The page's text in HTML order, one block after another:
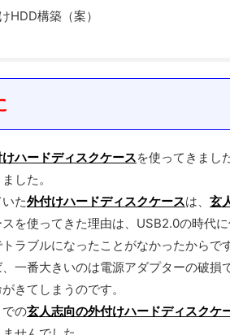
HDD構築（案）
ハードディスクケースを使ってきまし
した。
た外付けハードディスクケースは、 玄
を使ってきた理由は、USB2.0の時代
ラブルになったことがなかったからで
一番大きいのは電源アダプターの破損
きてしまうのです。
での玄人志向の外付けハードディスクケ